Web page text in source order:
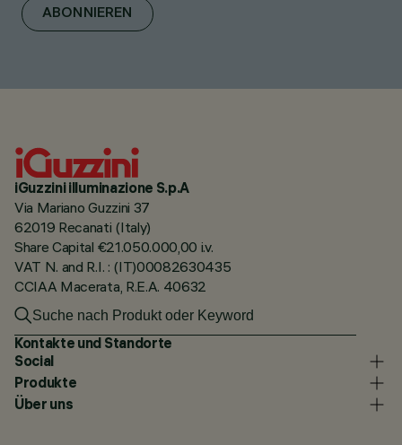
ABONNIEREN
iGuzzini illuminazione S.p.A
Via Mariano Guzzini 37
62019 Recanati (Italy)
Share Capital €21.050.000,00 i.v.
VAT N. and R.I. : (IT)00082630435
CCIAA Macerata, R.E.A. 40632
Kontakte und Standorte
Social
Produkte
Über uns